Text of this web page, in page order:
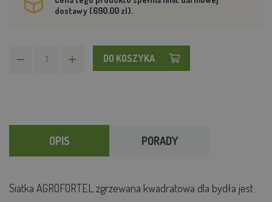
dostawy (690.00 zl).
DO KOSZYKA
OPIS PORADY
Siatka AGROFORTEL zgrzewana kwadratowa dla bydła jest